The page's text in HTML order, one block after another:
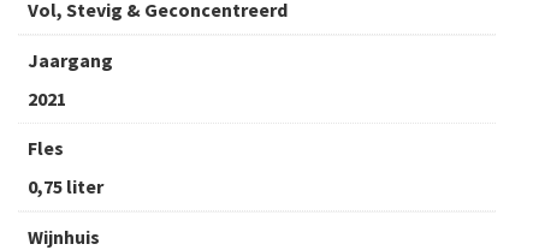
Vol, Stevig & Geconcentreerd
Jaargang
2021
Fles
0,75 liter
Wijnhuis